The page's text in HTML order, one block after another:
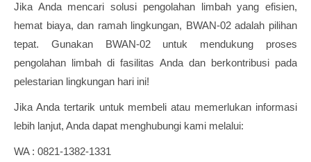
Jika Anda mencari solusi pengolahan limbah yang efisien,
hemat biaya, dan ramah lingkungan, BWAN-02 adalah pilihan
tepat. Gunakan BWAN-02 untuk mendukung proses
pengolahan limbah di fasilitas Anda dan berkontribusi pada
pelestarian lingkungan hari ini!
Jika Anda tertarik untuk membeli atau memerlukan informasi
lebih lanjut, Anda dapat menghubungi kami melalui:
WA : 0821-1382-1331